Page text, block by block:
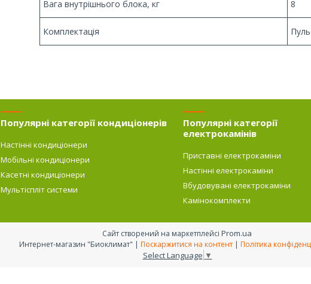
Вага внутрішнього блока, кг 8
Комплектація
Популярні категорії кондиціонерів
Настінні кондиціонери
Мобільні кондиціонери
Касетні кондиціонери
Мультіспліт системи
Популярні категорії
електрокамінів
Приставні електрокаміни
Настінні електрокаміни
Вбудовувані електрокаміни
Камінокомплекти
Сайт створений на маркетплейсі Prom.ua
Интернет-магазин "Биоклимат" | Поскаржитися на контент | Політика
Select Language ▼